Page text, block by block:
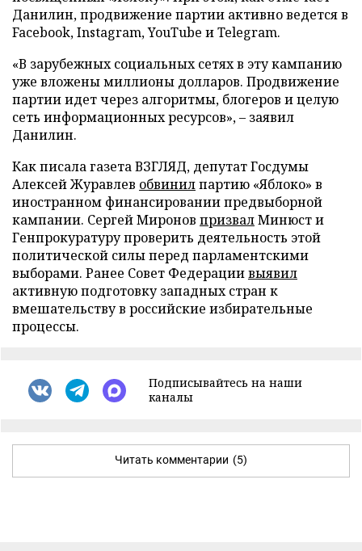
Данилин, продвижение партии активно ведется в
Facebook, Instagram, YouTube и Telegram.
«В зарубежных социальных сетях в эту кампанию
уже вложены миллионы долларов. Продвижение
партии идет через алгоритмы, блогеров и целую
сеть информационных ресурсов», – заявил
Данилин.
Как писала газета ВЗГЛЯД, депутат Госдумы
Алексей Журавлев обвинилпартию «Яблоко» в
иностранном финансировании предвыборной
кампании. Сергей Миронов призвалМинюст и
Генпрокуратуру проверить деятельность этой
политической силы перед парламентскими
выборами. Ранее Совет Федерациивыявил
активную подготовку западных стран к
вмешательству в российские избирательные
процессы.
Подписывайтесь на наши
каналы
Читать комментарии (5)